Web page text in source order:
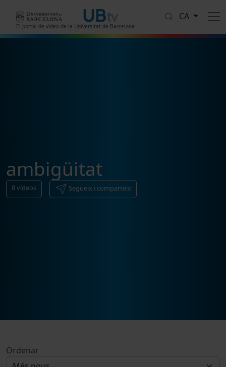
El portal de vídeo de la Universitat de Barcelona
CA
ambigüitat
8vídeos Segueix i comparteix
Ordenar